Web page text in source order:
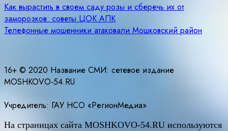
Навигация
по
Как вырастить в своем саду розы и сберечь их от
заморозков: советы ЦОК АПК
Телефонные мошенники атаковали Мошковский район
16+ © 2020 Название СМИ: cетевое издание
MOSHKOVO-54.RU
Учредитель: ГАУ НСО «РегионМедиа»
На страницах сайта MOSHKOVO-54.RU используются